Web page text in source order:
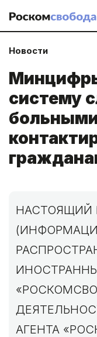
Новости
систему
больными
НАСТОЯЩИЙ
АГЕНТА